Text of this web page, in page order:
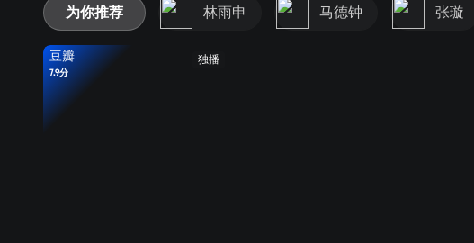
为你推荐 林雨申 马德钟 张璇
独播
豆瓣
7.9分